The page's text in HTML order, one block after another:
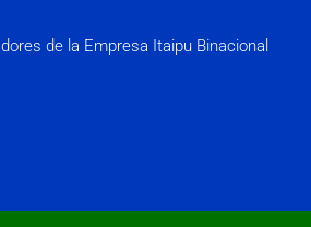
de la Empresa Itaipu Binacional